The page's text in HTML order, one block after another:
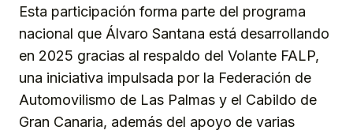
Esta participación forma parte del programa
nacional que Álvaro Santana está desarrollando
en 2025 gracias al respaldo del Volante FALP,
una iniciativa impulsada por la Federación de
Automovilismo de Las Palmas y el Cabildo de
Gran Canaria, además del apoyo de varias